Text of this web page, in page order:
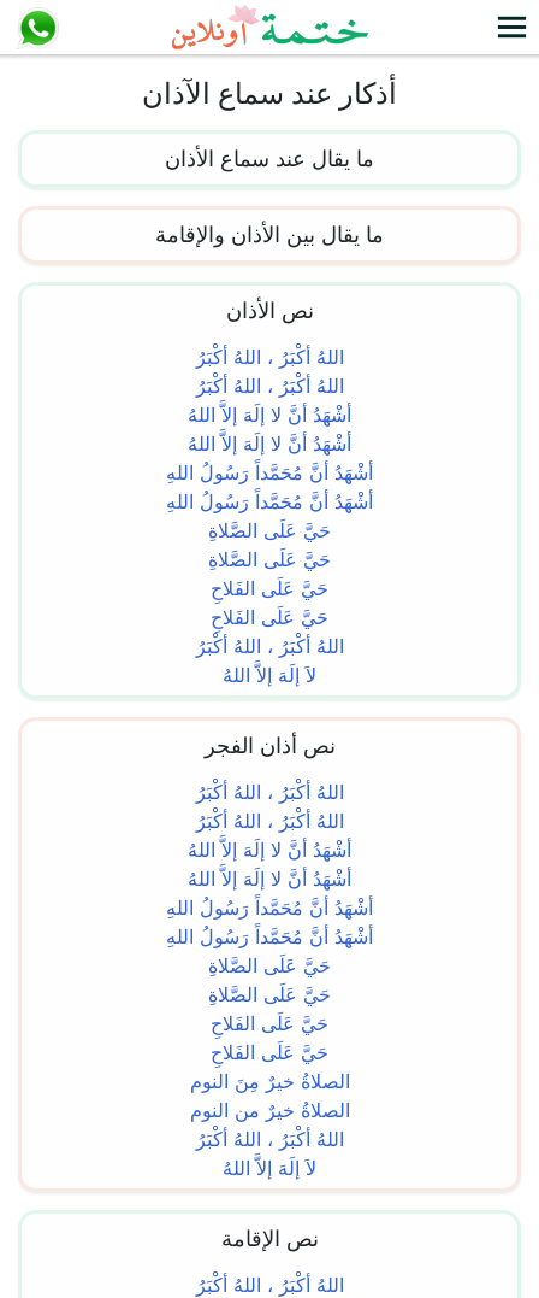
أذكار عند سماع الآذان
ما يقال عند سماع الأذان
ما يقال بين الأذان والإقامة
نص الأذان
اللهُ أكْبَرُ ، اللهُ أكْبَرُ
اللهُ أكْبَرُ ، اللهُ أكْبَرُ
أشْهَدُ أنَّ لا إلَهَ إلاَّ اللهُ
أشْهَدُ أنَّ لا إلَهَ إلاَّ اللهُ
أشْهَدُ أنَّ مُحَمَّداً رَسُولُ اللهِ
أشْهَدُ أنَّ مُحَمَّداً رَسُولُ اللهِ
حَيَّ عَلَى الصَّلاةِ
حَيَّ عَلَى الصَّلاةِ
حَيَّ عَلَى الفَلاحِ
حَيَّ عَلَى الفَلاحِ
اللهُ أكْبَرُ ، اللهُ أكْبَرُ
لاَ إلَهَ إلاَّ اللهُ
نص أذان الفجر
اللهُ أكْبَرُ ، اللهُ أكْبَرُ
اللهُ أكْبَرُ ، اللهُ أكْبَرُ
أشْهَدُ أنَّ لا إلَهَ إلاَّ اللهُ
أشْهَدُ أنَّ لا إلَهَ إلاَّ اللهُ
أشْهَدُ أنَّ مُحَمَّداً رَسُولُ اللهِ
أشْهَدُ أنَّ مُحَمَّداً رَسُولُ اللهِ
حَيَّ عَلَى الصَّلاةِ
حَيَّ عَلَى الصَّلاةِ
حَيَّ عَلَى الفَلاحِ
حَيَّ عَلَى الفَلاحِ
الصلاةُ خيرٌ مِنَ النوم
الصلاةُ خيرٌ من النوم
اللهُ أكْبَرُ ، اللهُ أكْبَرُ
لاَ إلَهَ إلاَّ اللهُ
نص الإقامة
اللهُ أكْبَرُ ، اللهُ أكْبَرُ